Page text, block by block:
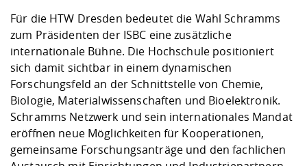
Für die HTW Dresden bedeutet die Wahl Schramms
zum Präsidenten der ISBC eine zusätzliche
internationale Bühne. Die Hochschule positioniert
sich damit sichtbar in einem dynamischen
Forschungsfeld an der Schnittstelle von Chemie,
Biologie, Materialwissenschaften und Bioelektronik.
Schramms Netzwerk und sein internationales Mandat
eröffnen neue Möglichkeiten für Kooperationen,
gemeinsame Forschungsanträge und den fachlichen